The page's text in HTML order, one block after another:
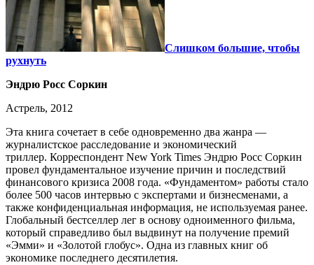
Слишком большие, чтобы
рухнуть
Эндрю Росс Соркин
Астрель, 2012
Эта книга сочетает в себе одновременно два жанра —
журналистское расследование и экономический
триллер. Корреспондент New York Times Эндрю Росс Соркин
провел фундаментальное изучение причин и последствий
финансового кризиса 2008 года. «Фундаментом» работы стало
более 500 часов интервью с экспертами и бизнесменами, а
также конфиденциальная информация, не используемая ранее.
Глобальный бестселлер лег в основу одноименного фильма,
который справедливо был выдвинут на получение премий
«Эмми» и «Золотой глобус». Одна из главных книг об
экономике последнего десятилетия.